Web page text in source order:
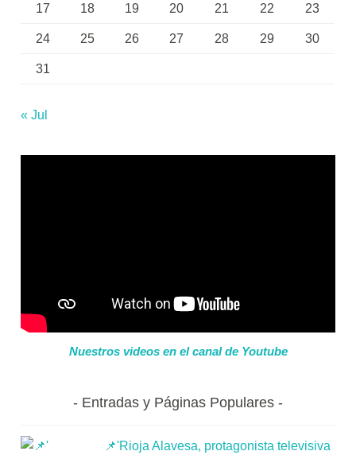
17 18 19 20 21 22 23
24 25 26 27 28 29 30
31
« Jul
Nuestros videos en el canal de Youtube
Entradas y Páginas Populares
📌'Rioja Alavesa, protagonista televisiva